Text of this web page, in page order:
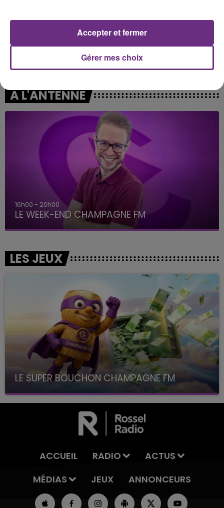
A L'ANTENNE
16h00 - 20h00
LE WEEK-END CHAMPAGNE FM
LES JEUX
LE SUPER BOUCHON CHAMPAGNE FM
avec La Famille Champagne FM, à 8H10
ACCUEIL RADIO
ACTUS
MÉDIAS
JEUX ANNONCEURS
Gérer mes choix
Accepter et fermer